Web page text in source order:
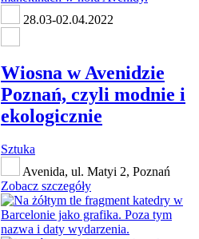
28.03-02.04.2022
Wiosna w Avenidzie
Poznań, czyli modnie i
ekologicznie
Sztuka
Avenida, ul. Matyi 2, Poznań
Zobacz szczegóły